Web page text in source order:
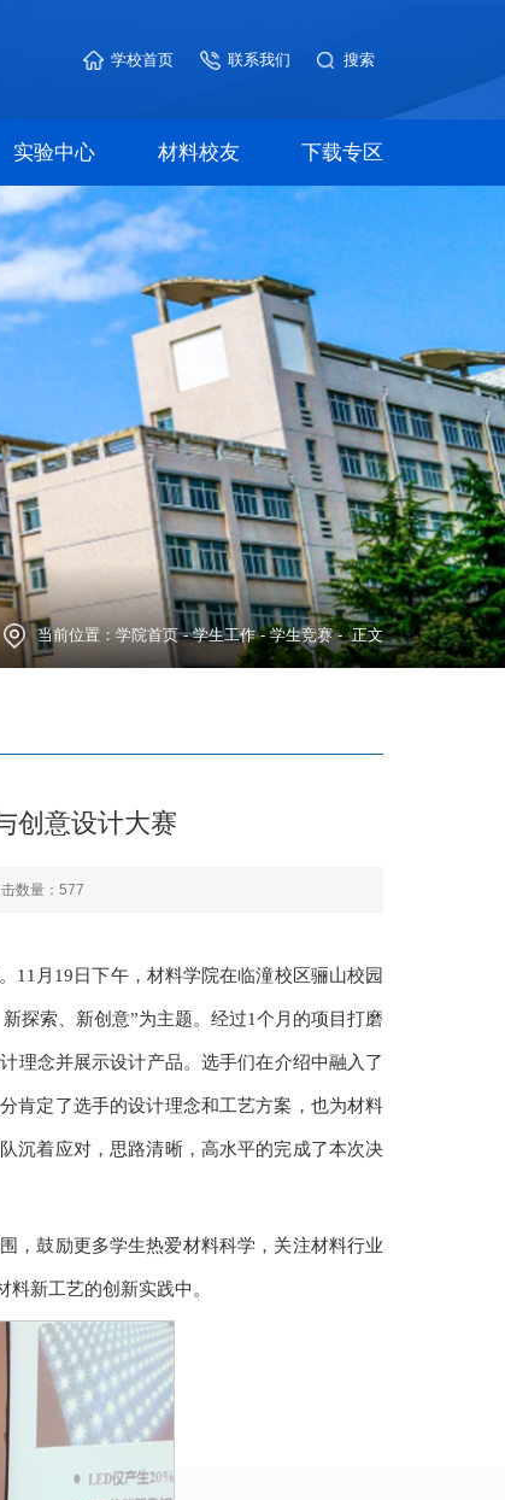
学校首页 联系我们
实验中心 材料校友 下载专区
当前位置：学院首页-学生工作-学生竞赛- 正文
创意设计大赛
击数量：577
11月19日下午，材料学院在临潼校区骊山校园
探索、新创意”为主题。经过1个月的项目打磨
理念并展示设计产品。选手们在介绍中融入了
肯定了选手的设计理念和工艺方案，也为材料
沉着应对，思路清晰，高水平的完成了本次决
，鼓励更多学生热爱材料科学，关注材料行业
新工艺的创新实践中。